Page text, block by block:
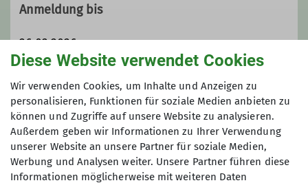
Bergfreunde München e.V.
Alpen übernommen.
Wir sind eine sehr aktive Sektion mit
einer stattlichen Anzahl von
Bergtouren jeglicher Couleur
(Bergwanderungen, Hochtouren,
Skitouren, Ski-Langlauf, Klettertouren,
Klettersteige und mehr). Siehe
Anmeldung bis
26.03.2026
Maximale Teilnehmeranzahl
5
Diese Website verwendet Cookies
Wir verwenden Cookies, um Inhalte und Anzeigen zu
personalisieren, Funktionen für soziale Medien anbieten zu
können und Zugriffe auf unsere Website zu analysieren.
Außerdem geben wir Informationen zu Ihrer Verwendung
unserer Website an unsere Partner für soziale Medien,
Werbung und Analysen weiter. Unsere Partner führen diese
Informationen möglicherweise mit weiteren Daten